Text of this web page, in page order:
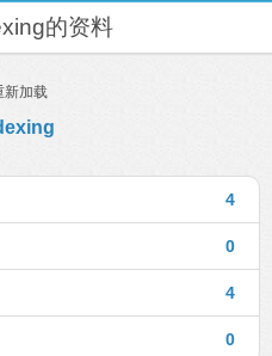
的资料
新加载
4
0
4
0